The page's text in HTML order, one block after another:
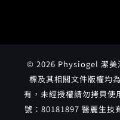
© 2026 Physiogel 潔美
標及其相關文件版權均
有，未經授權請勿拷貝使
號：80181897 醫麗生技